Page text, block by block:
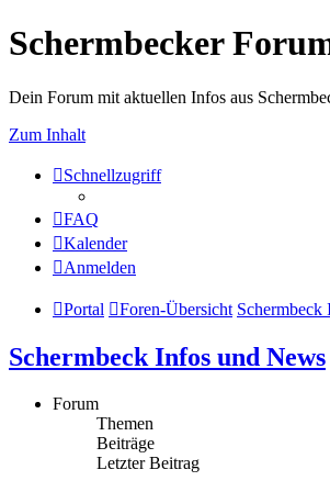
Schermbecker
Dein Forum mit aktuellen Infos aus
Zum Inhalt
Schnellzugriff
FAQ
Kalender
Anmelden
Portal Foren-Übersicht Schermbeck
Schermbeck Infos und News
Forum
Themen
Beiträge
Letzter Beitrag